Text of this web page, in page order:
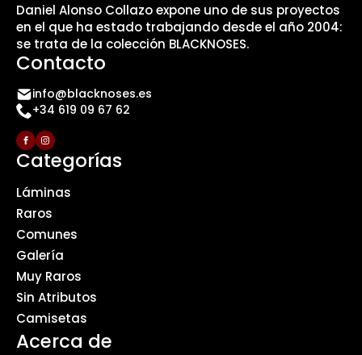
Daniel Alonso Collazo expone uno de sus proyectos
en el que ha estado trabajando desde el año 2004:
se trata de la colección BLACKNOSES.
Contacto
info@blacknoses.es
+34 619 09 67 62
Categorías
Láminas
Raros
Comunes
Galería
Muy Raros
Sin Atributos
Camisetas
Acerca de